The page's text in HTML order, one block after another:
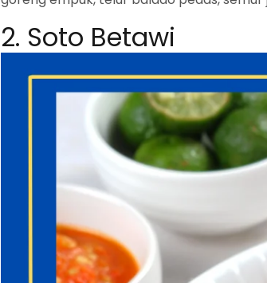
2. Soto Betawi